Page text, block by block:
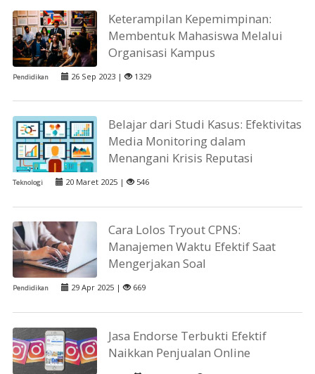
Keterampilan Kepemimpinan:
Membentuk Mahasiswa Melalui
Organisasi Kampus
Pendidikan 26 Sep 2023 | 1329
Belajar dari Studi Kasus: Efektivitas
Media Monitoring dalam
Menangani Krisis Reputasi
Teknologi 20 Maret 2025 | 546
Cara Lolos Tryout CPNS:
Manajemen Waktu Efektif Saat
Mengerjakan Soal
Pendidikan 29 Apr 2025 | 669
Jasa Endorse Terbukti Efektif
Naikkan Penjualan Online